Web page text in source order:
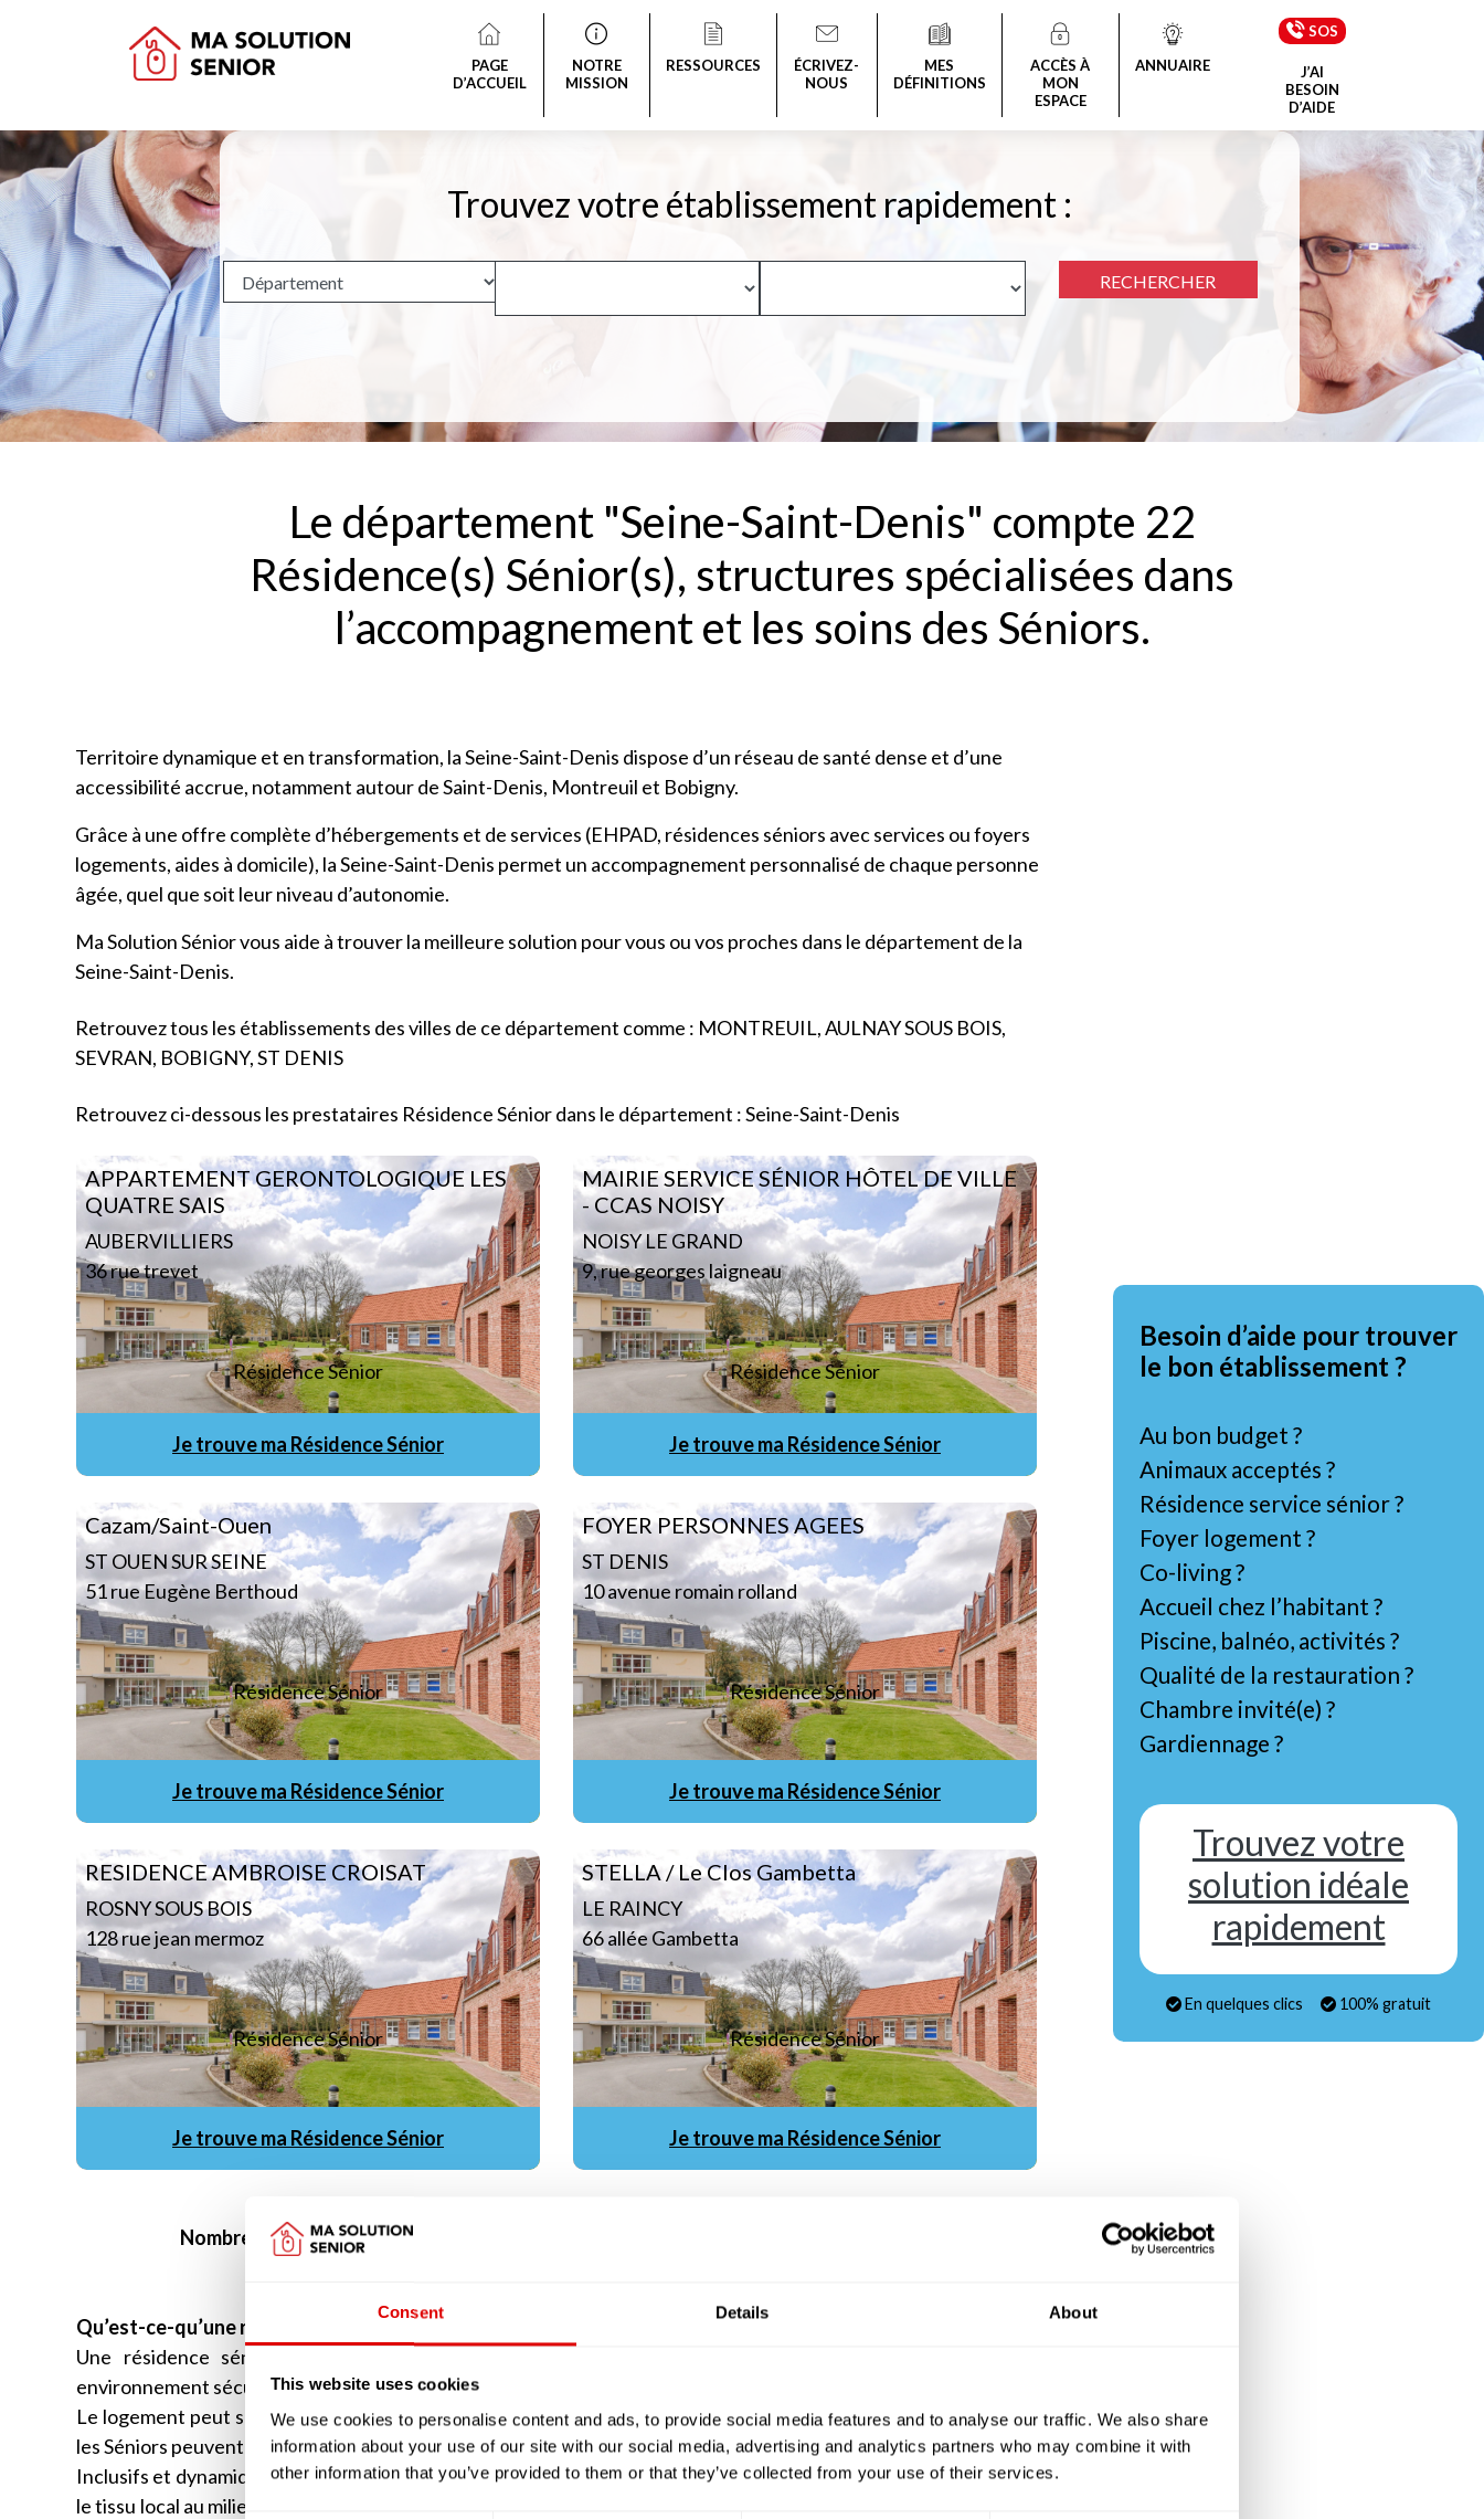
Consent Details About
This website uses cookies
We use cookies to personalise content and ads, to provide social media features and to analyse our traffic. We also share
information about your use of our site with our social media, advertising and analytics partners who may combine it with
other information that you’ve provided to them or that they’ve collected from your use of their services.
PAGE
D’ACCUEIL
NOTRE
MISSION
RESSOURCES
ÉCRIVEZ-
NOUS
MES
DÉFINITIONS
ACCÈS À
MON
ESPACE
ANNUAIRE
SOS
J’AI
BESOIN
D’AIDE
Trouvez votre établissement rapidement :
RECHERCHER
Le département "Seine-Saint-Denis" compte 22
Résidence(s) Sénior(s), structures spécialisées dans
l’accompagnement et les soins des Séniors.
Territoire dynamique et en transformation, la Seine-Saint-Denis dispose d’un réseau de santé dense et d’une
accessibilité accrue, notamment autour de Saint-Denis, Montreuil et Bobigny.
Grâce à une offre complète d’hébergements et de services (EHPAD, résidences séniors avec services ou foyers
logements, aides à domicile), la Seine-Saint-Denis permet un accompagnement personnalisé de chaque personne
âgée, quel que soit leur niveau d’autonomie.
Ma Solution Sénior vous aide à trouver la meilleure solution pour vous ou vos proches dans le département de la
Seine-Saint-Denis.
Retrouvez tous les établissements des villes de ce département comme : MONTREUIL, AULNAY SOUS BOIS,
SEVRAN, BOBIGNY, ST DENIS
Retrouvez ci-dessous les prestataires Résidence Sénior dans le département : Seine-Saint-Denis
APPARTEMENT GERONTOLOGIQUE LES
QUATRE SAIS
AUBERVILLIERS
36 rue trevet
Résidence Sénior
Je trouve ma Résidence Sénior
MAIRIE SERVICE SÉNIOR HÔTEL DE VILLE
- CCAS NOISY
NOISY LE GRAND
9, rue georges laigneau
Résidence Sénior
Je trouve ma Résidence Sénior
Cazam/Saint-Ouen
ST OUEN SUR SEINE
51 rue Eugène Berthoud
Résidence Sénior
Je trouve ma Résidence Sénior
FOYER PERSONNES AGEES
ST DENIS
10 avenue romain rolland
Résidence Sénior
Je trouve ma Résidence Sénior
RESIDENCE AMBROISE CROISAT
ROSNY SOUS BOIS
128 rue jean mermoz
Résidence Sénior
Je trouve ma Résidence Sénior
STELLA / Le Clos Gambetta
LE RAINCY
66 allée Gambetta
Résidence Sénior
Je trouve ma Résidence Sénior
Besoin d’aide pour trouver
le bon établissement ?
Au bon budget ?
Animaux acceptés ?
Résidence service sénior ?
Foyer logement ?
Co-living ?
Accueil chez l’habitant ?
Piscine, balnéo, activités ?
Qualité de la restauration ?
Chambre invité(e) ?
Gardiennage ?
Trouvez votre
solution idéale
rapidement
En quelques clics 100% gratuit
Nombreuses sont les résidences séniors sur notre territoire, mais toutes ne sont pas
Qu’est-ce-qu’une résidence sénior ?
Une résidence sénior accueille des personnes âgées autonomes mais qui souhaitent résider dans un
environnement sécurisé, connecté et adapté à la vieillesse.
Le logement peut se trouver en zone rurale ou urbaine, souvent proche des commerces et des transports dont
les Séniors peuvent être les propriétaires ou les locataires.
Inclusifs et dynamiques du fait des activités et des sorties qu’elles proposent ou encore de leur intégration dans
le tissu local au milieu de restaurants ou de crèches, ces logements sont privatifs et vont du studio au T3, voire, à